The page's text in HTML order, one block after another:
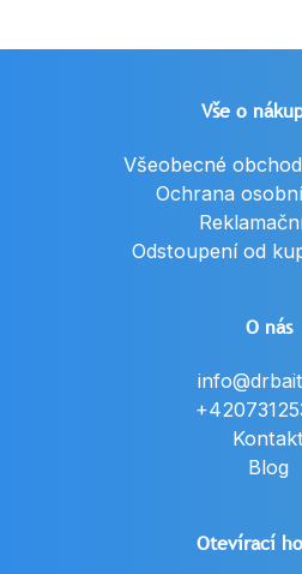
Vše o
Všeobecné
Ochrana
Odstoupení od
O nás
Kontakt
Blog
Otevírací